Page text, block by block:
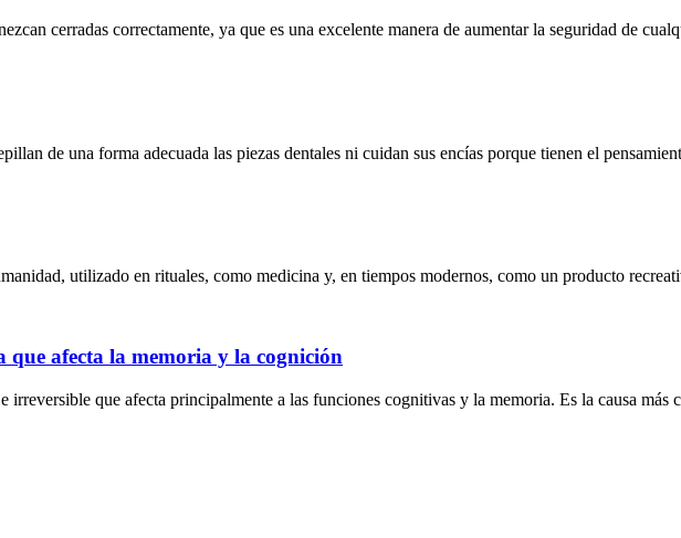
cerradas correctamente, ya que es una excelente manera de aumentar la seguridad de
de una forma adecuada las piezas dentales ni cuidan sus encías porque tienen el
utilizado en rituales, como medicina y, en tiempos modernos, como un producto
afecta la memoria y la cognición
que afecta principalmente a las funciones cognitivas y la memoria. Es la causa más